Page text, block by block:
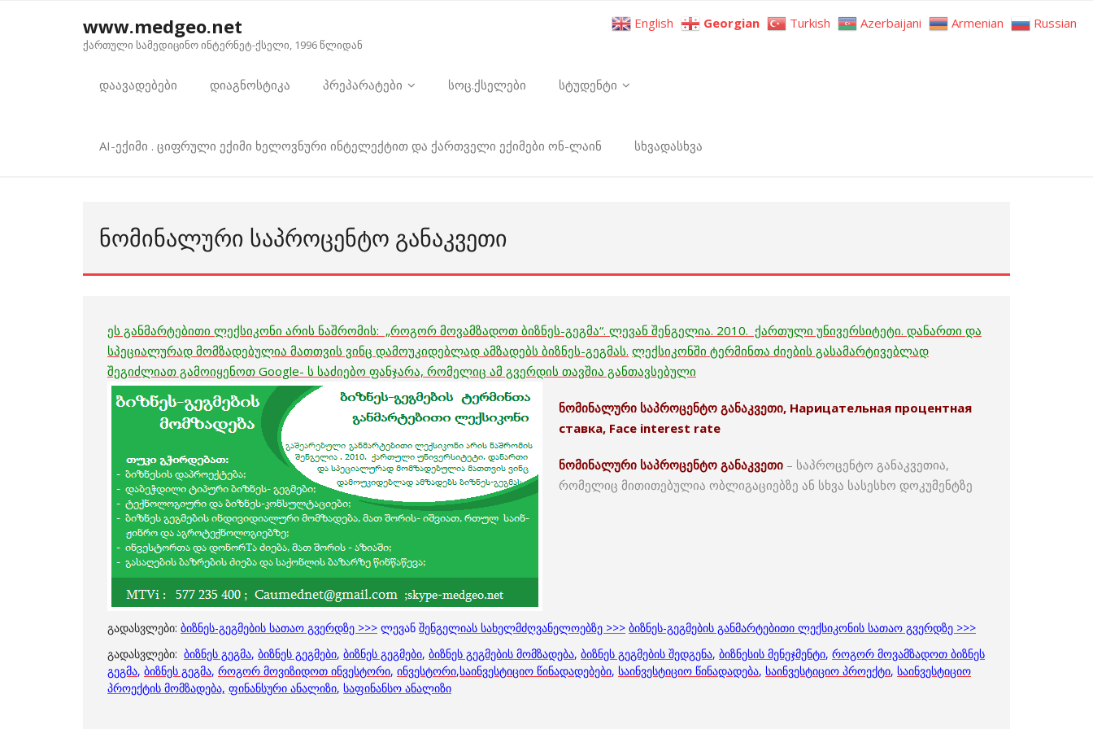
www.medgeo.net
ქართული სამედიცინო ინტერნეტ-ქსელი, 1996 წლიდან
დაავადებები დიაგნოსტიკა პრეპარატები სოც.ქსელები სტუდენტი
AI-ექიმი . ციფრული ექიმი ხელოვნური ინტელექტით და ქართველი ექიმები ონ-ლაინ სხვადასხვა
ᲜᲝᲛᲘᲜᲐᲚᲣᲠᲘ ᲡᲐᲞᲠᲝᲪᲔᲜᲢᲝ ᲒᲐᲜᲐᲙᲕᲔᲗᲘ
ეს განმარტებითი ლექსიკონი არის ნაშრომის: „როგორ მოვამზადოთ ბიზნეს-გეგმა“. ლევან შენგელია. 2010. ქართული უნივერსიტეტი. დანართი და
სპეციალურად მომზადებულია მათთვის ვინც დამოუკიდებლად ამზადებს ბიზნეს-გეგმას. ლექსიკონში ტერმინთა ძიების გასამარტივებლად
შეგიძლიათ გამოიყენოთ Google- ს საძიებო ფანჯარა, რომელიც ამ გვერდის თავშია განთავსებული
ნომინალური საპროცენტო განაკვეთი, Нарицательная процентная
ставка, Face interest rate
ნომინალური საპროცენტო განაკვეთი – საპროცენტო განაკვეთია,
რომელიც მითითებულია ობლიგაციებზე ან სხვა სასესხო დოკუმენტზე
გადასვლები: ბიზნეს-გეგმების სათაო გვერდზე >>> ლევან შენგელიას სახელმძღვანელოებზე >>> ბიზნეს-გეგმების განმარტებითი ლექსიკონის სათაო გვერდზე >>>
გადასვლები: ბიზნეს გეგმა, ბიზნეს გეგმები, ბიზნეს გეგმები, ბიზნეს გეგმების მომზადება, ბიზნეს გეგმების შედგენა, ბიზნესის მენეჯმენტი, როგორ მოვამზადოთ ბიზნეს
გეგმა, ბიზნეს გეგმა, როგორ მოვიზიდოთ ინვესტორი, ინვესტორი,საინვესტიციო წინადადებები, საინვესტიციო წინადადება, საინვესტიციო პროექტი, საინვესტიციო
პროექტის მომზადება, ფინანსური ანალიზი, საფინანსო ანალიზი
English Georgian Turkish Azerbaijani Armenian Russian